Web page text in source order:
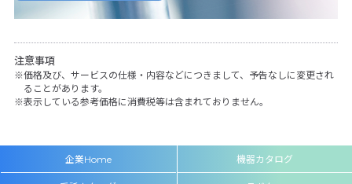
注意事項
価格及び、サービスの仕様・内容などにつきまして、予告なしに変更され
ることがあります。
表示している参考価格に消費税等は含まれておりません。
企業Home 機器カタログ